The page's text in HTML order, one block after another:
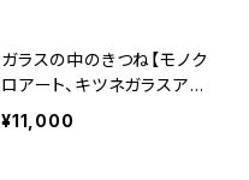
ガラスの中のきつね【モノク
ロアート、キツネガラスアー
ト、絵画】
¥11,000